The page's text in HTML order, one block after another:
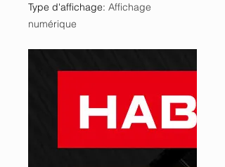
Type d'affichage: Affichage
numérique